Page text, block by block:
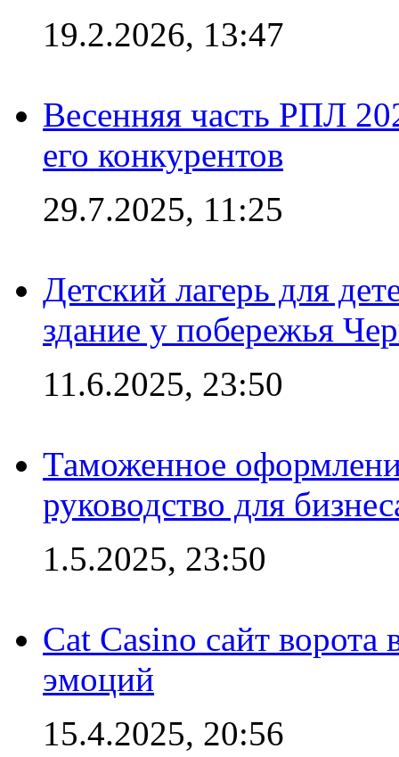
19.2.2026, 13:47
Весенняя часть РПЛ
его конкурентов
29.7.2025, 11:25
Детский лагерь для
здание у побережья
11.6.2025, 23:50
Таможенное
руководство для
1.5.2025, 23:50
Cat Casino сайт
эмоций
15.4.2025, 20:56